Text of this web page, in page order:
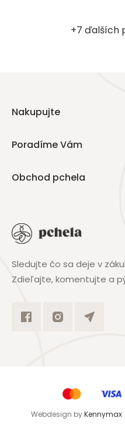
+7 ďalších
Sledujte čo sa deje v
Zdieľajte, komentujte a
Nakupujte
Poradíme Vám
Obchod pchela
Webdesign by Kennymax